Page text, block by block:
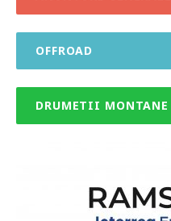
OFFROAD
DRUMETII MONTANE